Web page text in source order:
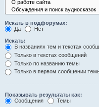
Искать в подфорумах:
Да
Нет
Искать:
В названиях тем и текстах
Только в текстах сообщений
Только по названию темы
Только в первом сообщении
Показывать результаты как:
Сообщения
Темы